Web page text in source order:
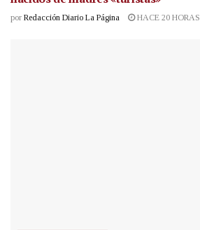
por Redacción Diario La Página HACE 20 HORAS